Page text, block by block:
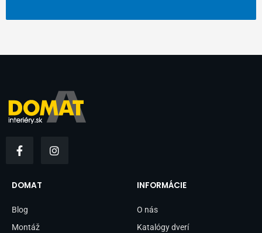
a
b
o
k
-
n
DOMAT
Blog
Montáž
INFORMÁCIE
O nás
Katalógy dverí